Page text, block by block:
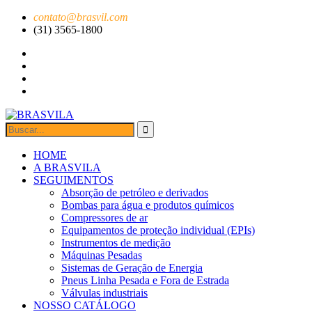
contato@brasvil.com
(31) 3565-1800
HOME
A BRASVILA
SEGUIMENTOS
Absorção de petróleo e derivados
Bombas para água e produtos químicos
Compressores de ar
Equipamentos de proteção individual (EPIs)
Instrumentos de medição
Máquinas Pesadas
Sistemas de Geração de Energia
Pneus Linha Pesada e Fora de Estrada
Válvulas industriais
NOSSO CATÁLOGO